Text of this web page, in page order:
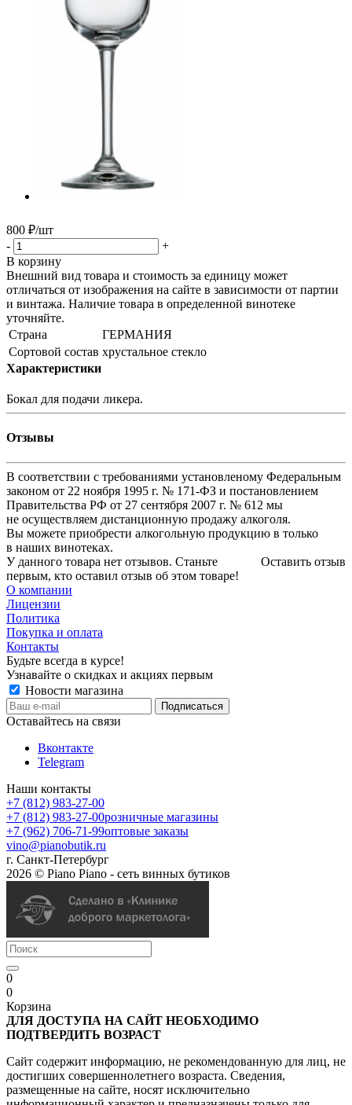
800 ₽/шт
-
+
В корзину
Внешний вид товара и стоимость за единицу может
отличаться от изображения на сайте в зависимости от партии
и винтажа. Наличие товара в определенной винотеке
уточняйте.
Страна
ГЕРМАНИЯ
Сортовой состав хрустальное стекло
Характеристики
Бокал для подачи ликера.
Отзывы
В соответствии с требованиями установленому Федеральным
законом от 22 ноября 1995 г. № 171-ФЗ и постановлением
Правительства РФ от 27 сентября 2007 г. № 612 мы
не осуществляем дистанционную продажу алкоголя.
Вы можете приобрести алкогольную продукцию в только
в наших винотеках.
Оставить отзыв
У данного товара нет отзывов. Станьте
первым, кто оставил отзыв об этом товаре!
О компании
Лицензии
Политика
Покупка и оплата
Контакты
Будьте всегда в курсе!
Узнавайте о скидках и акциях первым
Новости магазина
Оставайтесь на связи
Вконтакте
Telegram
Наши контакты
+7 (812) 983-27-00
+7 (812) 983-27-00розничные магазины
+7 (962) 706-71-99оптовые заказы
vino@pianobutik.ru
г. Санкт-Петербург
2026 © Piano Piano - сеть винных бутиков
0
0
Корзина
ДЛЯ ДОСТУПА НА САЙТ НЕОБХОДИМО
ПОДТВЕРДИТЬ ВОЗРАСТ
Сайт содержит информацию, не рекомендованную для лиц, не
достигших совершеннолетнего возраста. Сведения,
размещенные на сайте, носят исключительно